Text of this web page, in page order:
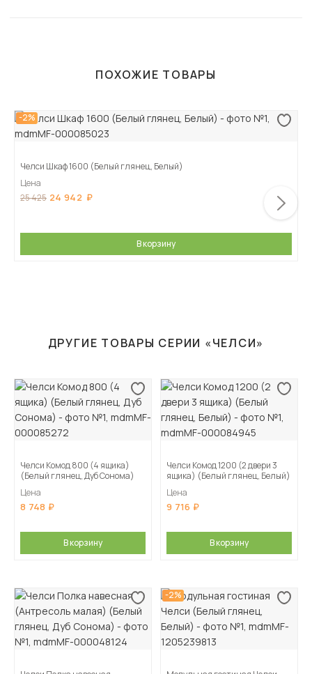
ПОХОЖИЕ ТОВАРЫ
-2%
Челси Шкаф 1600 (Белый глянец, Белый)
Цена
25 425 24 942
В корзину
ДРУГИЕ ТОВАРЫ СЕРИИ «ЧЕЛСИ»
Челси Комод 800 (4 ящика)
(Белый глянец, Дуб Сонома)
Цена
8 748
В корзину
Челси Комод 1200 (2 двери 3
ящика) (Белый глянец, Белый)
Цена
9 716
В корзину
-2%